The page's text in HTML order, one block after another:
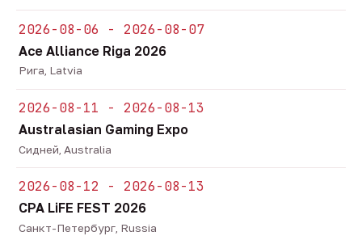
2026-08-06 - 2026-08-07
Ace Alliance Riga 2026
Рига, Latvia
2026-08-11 - 2026-08-13
Australasian Gaming Expo
Сидней, Australia
2026-08-12 - 2026-08-13
CPA LiFE FEST 2026
Санкт-Петербург, Russia